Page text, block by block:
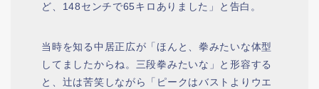
ど、148センチで65キロありました」と告白。
当時を知る中居正広が「ほんと、拳みたいな体型
してましたからね。三段拳みたいな」と形容する
と、辻は苦笑しながら「ピークはバストよりウエ